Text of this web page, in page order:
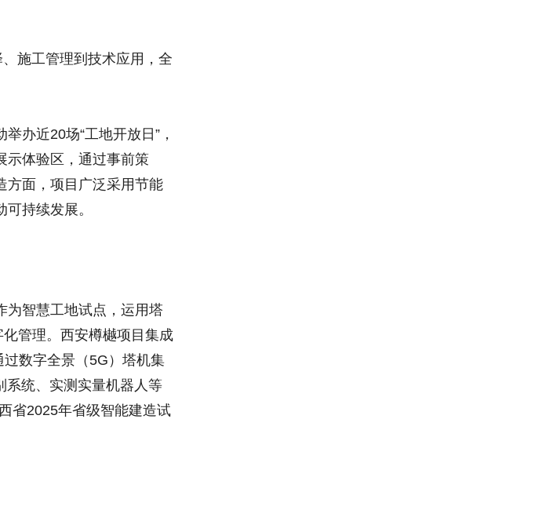
施工管理到技术应用，全
办近20场“工地开放日”，
示体验区，通过事前策
方面，项目广泛采用节能
持续发展。
为智慧工地试点，运用塔
管理。西安樽樾项目集成
数字全景（5G）塔机集
系统、实测实量机器人等
省2025年省级智能建造试